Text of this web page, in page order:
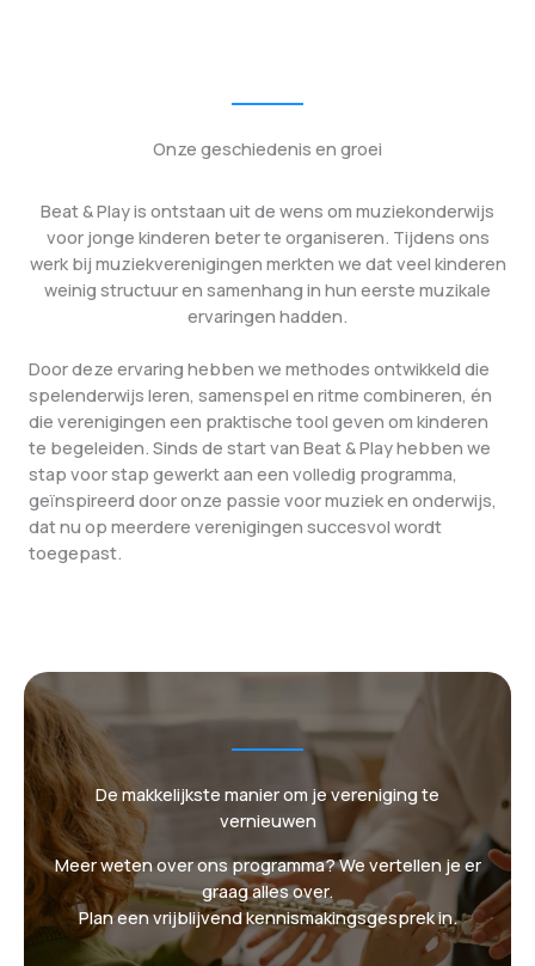
Onze geschiedenis en groei
Beat & Play is ontstaan uit de wens om muziekonderwijs
voor jonge kinderen beter te organiseren. Tijdens ons
werk bij muziekverenigingen merkten we dat veel kinderen
weinig structuur en samenhang in hun eerste muzikale
ervaringen hadden.
Door deze ervaring hebben we methodes ontwikkeld die
spelenderwijs leren, samenspel en ritme combineren, én
die verenigingen een praktische tool geven om kinderen
te begeleiden. Sinds de start van Beat & Play hebben we
stap voor stap gewerkt aan een volledig programma,
geïnspireerd door onze passie voor muziek en onderwijs,
dat nu op meerdere verenigingen succesvol wordt
toegepast.
De makkelijkste manier om je vereniging te
vernieuwen
Meer weten over ons programma? We vertellen je er
graag alles over.
Plan een vrijblijvend kennismakingsgesprek in.